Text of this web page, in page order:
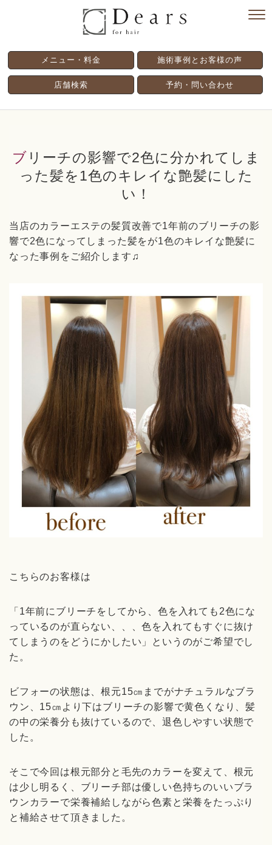
メニュー・料金 施術事例とお客様の声
店舗検索 予約・問い合わせ
ブリーチの影響で2色に分かれてしま
った髪を1色のキレイな艶髪にした
い！
当店のカラーエステの髪質改善で1年前のブリーチの影
響で2色になってしまった髪をが1色のキレイな艶髪に
なった事例をご紹介します♫
こちらのお客様は
「 1年前にブリーチをしてから、色を入れても 2色にな
っているのが直らない、、、色を入れてもすぐに抜け
てしまうのをどうにかしたい」というのがご希望でし
た。
ビフォーの状態は、根元15㎝までがナチュラルなブラ
ウン、 15㎝より下はブリーチの影響で黄色くなり、髪
の中の栄養分も抜けているので、退色しやすい状態で
した。
そこで今回は根元部分と毛先のカラーを変えて、根元
は少し明るく、ブリーチ部は優しい色持ちのいいブラ
ウンカラーで栄養補給しながら色素と栄養をたっぷり
と補給させて頂きました。